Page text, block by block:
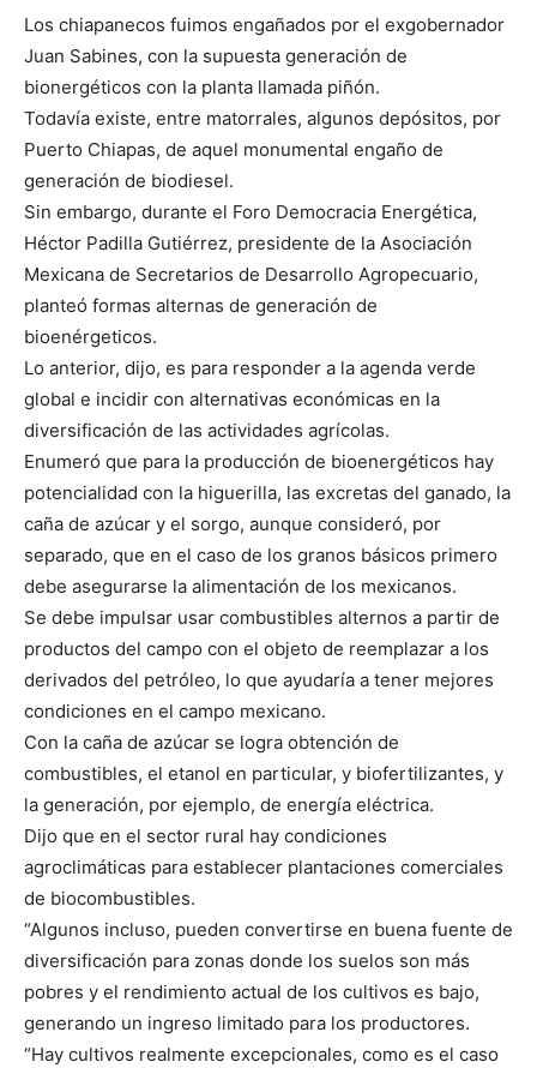
Los chiapanecos fuimos engañados por el exgobernador
Juan Sabines, con la supuesta generación de
bionergéticos con la planta llamada piñón.
Todavía existe, entre matorrales, algunos depósitos, por
Puerto Chiapas, de aquel monumental engaño de
generación de biodiesel.
Sin embargo, durante el Foro Democracia Energética,
Héctor Padilla Gutiérrez, presidente de la Asociación
Mexicana de Secretarios de Desarrollo Agropecuario,
planteó formas alternas de generación de
bioenérgeticos.
Lo anterior, dijo, es para responder a la agenda verde
global e incidir con alternativas económicas en la
diversificación de las actividades agrícolas.
Enumeró que para la producción de bioenergéticos hay
potencialidad con la higuerilla, las excretas del ganado, la
caña de azúcar y el sorgo, aunque consideró, por
separado, que en el caso de los granos básicos primero
debe asegurarse la alimentación de los mexicanos.
Se debe impulsar usar combustibles alternos a partir de
productos del campo con el objeto de reemplazar a los
derivados del petróleo, lo que ayudaría a tener mejores
condiciones en el campo mexicano.
Con la caña de azúcar se logra obtención de
combustibles, el etanol en particular, y biofertilizantes, y
la generación, por ejemplo, de energía eléctrica.
Dijo que en el sector rural hay condiciones
agroclimáticas para establecer plantaciones comerciales
de biocombustibles.
“Algunos incluso, pueden convertirse en buena fuente de
diversificación para zonas donde los suelos son más
pobres y el rendimiento actual de los cultivos es bajo,
generando un ingreso limitado para los productores.
“Hay cultivos realmente excepcionales, como es el caso